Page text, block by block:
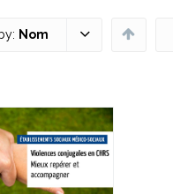
Nom